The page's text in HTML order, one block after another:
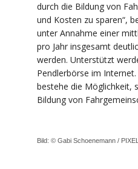
durch die Bildung von
und Kosten zu sparen“,
unter Annahme einer
pro Jahr insgesamt
werden. Unterstützt
Pendlerbörse im
bestehe die Möglichkeit,
Bildung von
Bild: © Gabi Schoenemann /